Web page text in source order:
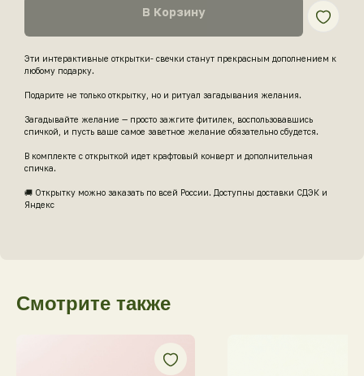
В Корзину
Эти интерактивные открытки- свечки станут прекрасным дополнением к
любому подарку.
Подарите не только открытку, но и ритуал загадывания желания.
Загадывайте желание — просто зажгите фитилек, воспользовавшись
спичкой, и пусть ваше самое заветное желание обязательно сбудется.
В комплекте с открыткой идет крафтовый конверт и дополнительная
спичка.
🚚 Открытку можно заказать по всей России. Доступны доставки СДЭК и
Яндекс
Смотрите также